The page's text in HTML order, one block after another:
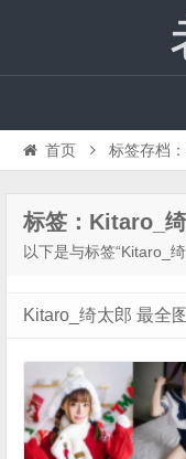
首页 标签存档
标签：Kitaro_
以下是与标签“Kitaro_
Kitaro_绮太郎 最全